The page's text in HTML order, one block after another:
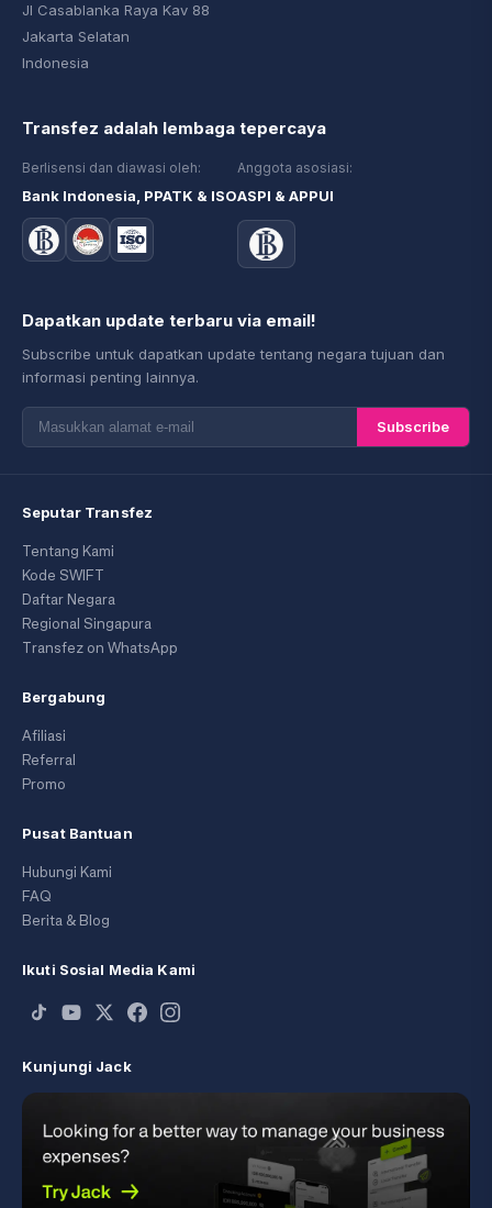
Jl Casablanka Raya Kav 88
Jakarta Selatan
Indonesia
Transfez adalah lembaga tepercaya
Berlisensi dan diawasi oleh:
Bank Indonesia, PPATK & ISO
Anggota asosiasi:
ASPI & APPUI
Dapatkan update terbaru via email!
Subscribe untuk dapatkan update tentang negara tujuan dan
informasi penting lainnya.
Subscribe
Seputar Transfez
Tentang Kami
Kode SWIFT
Daftar Negara
Regional Singapura
Transfez on WhatsApp
Bergabung
Afiliasi
Referral
Promo
Pusat Bantuan
Hubungi Kami
FAQ
Berita & Blog
Ikuti Sosial Media Kami
Kunjungi Jack